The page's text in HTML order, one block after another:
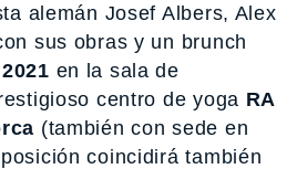
alemán Josef Albers, Alex
sus obras y un brunch
en la sala de
centro de yoga RA
(también con sede en
coincidirá también